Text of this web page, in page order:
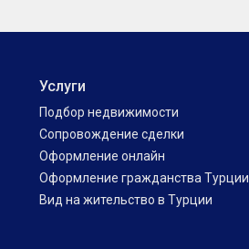
Услуги
Подбор недвижимости
Сопровождение сделки
Оформление онлайн
Оформление гражданства Турции
Вид на жительство в Турции